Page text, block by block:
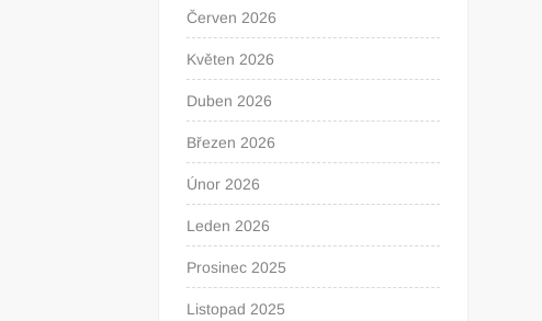
Červen 2026
Květen 2026
Duben 2026
Březen 2026
Únor 2026
Leden 2026
Prosinec 2025
Listopad 2025